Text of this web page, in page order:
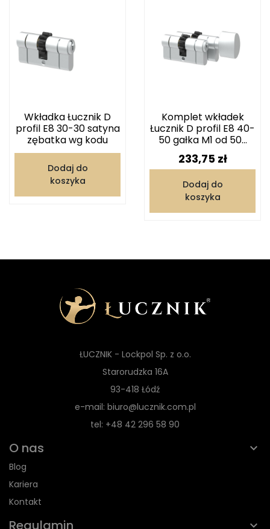
Wkładka Łucznik D
profil E8 30-30 satyna
zębatka wg kodu
Dodaj do
koszyka
Komplet wkładek
Łucznik D profil E8 40-
50 gałka M1 od 50...
Cena
233,75 zł
Dodaj do
koszyka
ŁUCZNIK - Lockpol Sp. z o.o.
Starorudzka 16A
93-418 Łódź
e-mail: biuro@lucznik.com.pl
tel: +48 42 296 58 90
O nas
Blog
Kariera
Kontakt
Regulamin